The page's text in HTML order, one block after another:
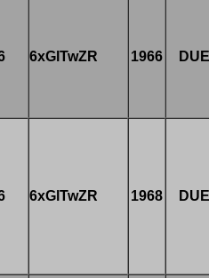
6xGlTwZR 1966
6xGlTwZR 1968